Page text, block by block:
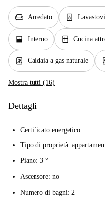
chair Arredato dishwasher_gen
window_open Interno kitchen Cucina
water_heater Caldaia a gas naturale
Mostra tutti (16)
Dettagli
Certificato energetico
Tipo di proprietà:
Piano: 3 °
Ascensore: no
Numero di bagni: 2